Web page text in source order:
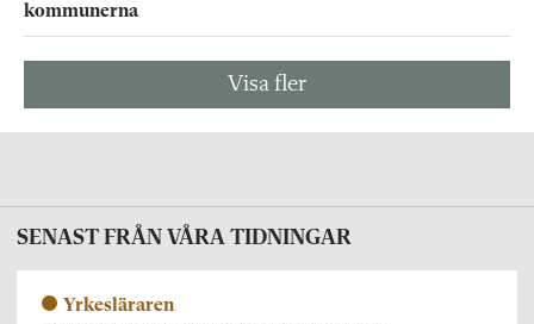
kommunerna
Visa fler
SENAST FRÅN VÅRA TIDNINGAR
Yrkesläraren